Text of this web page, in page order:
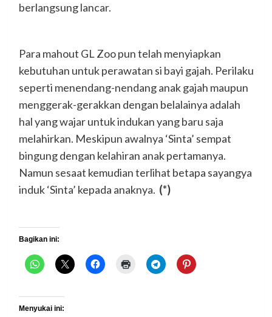
berlangsung lancar.
Para mahout GL Zoo pun telah menyiapkan
kebutuhan untuk perawatan si bayi gajah. Perilaku
seperti menendang-nendang anak gajah maupun
menggerak-gerakkan dengan belalainya adalah
hal yang wajar untuk indukan yang baru saja
melahirkan. Meskipun awalnya ‘Sinta’ sempat
bingung dengan kelahiran anak pertamanya.
Namun sesaat kemudian terlihat betapa sayangya
induk ‘Sinta’ kepada anaknya. (*)
Bagikan ini:
Menyukai ini: